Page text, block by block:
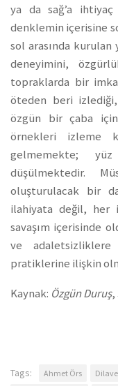
ya da sağ’a
denklemin içerisine
sol arasında kurulan
deneyimini,
topraklarda bir
öteden beri
özgün bir çaba
örnekleri izleme
gelmemekte; yüz
düşülmektedir.
oluşturulacak bir
ilahiyata değil, her
savaşım içerisinde
ve adaletsizliklere
pratiklerine ilişkin
Kaynak: Özgün Duruş,
Tags: Ahmet Örs